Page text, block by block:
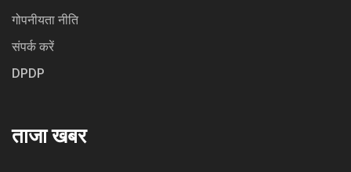
गोपनीयता नीति
संपर्क करें
DPDP
ताजा खबर